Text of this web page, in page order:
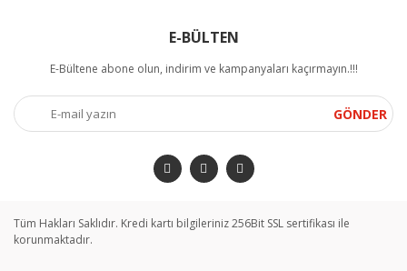
E-BÜLTEN
E-Bültene abone olun, indirim ve kampanyaları kaçırmayın.!!!
GÖNDER
Tüm Hakları Saklıdır. Kredi kartı bilgileriniz 256Bit SSL sertifikası ile
korunmaktadır.